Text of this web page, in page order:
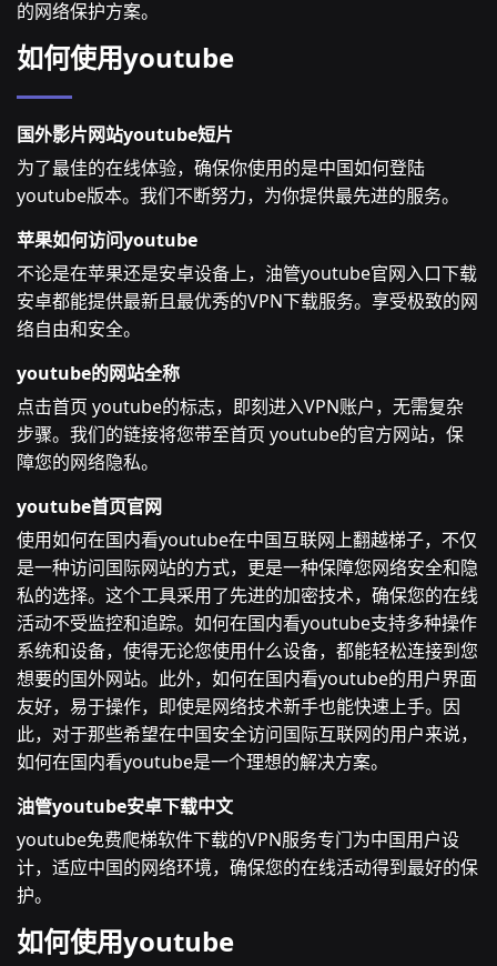
的网络保护方案。
如何使用youtube
国外影片网站youtube短片
为了最佳的在线体验，确保你使用的是中国如何登陆
youtube版本。我们不断努力，为你提供最先进的服务。
苹果如何访问youtube
不论是在苹果还是安卓设备上，油管youtube官网入口下载
安卓都能提供最新且最优秀的VPN下载服务。享受极致的网
络自由和安全。
youtube的网站全称
点击首页 youtube的标志，即刻进入VPN账户，无需复杂
步骤。我们的链接将您带至首页 youtube的官方网站，保
障您的网络隐私。
youtube首页官网
使用如何在国内看youtube在中国互联网上翻越梯子，不仅
是一种访问国际网站的方式，更是一种保障您网络安全和隐
私的选择。这个工具采用了先进的加密技术，确保您的在线
活动不受监控和追踪。如何在国内看youtube支持多种操作
系统和设备，使得无论您使用什么设备，都能轻松连接到您
想要的国外网站。此外，如何在国内看youtube的用户界面
友好，易于操作，即使是网络技术新手也能快速上手。因
此，对于那些希望在中国安全访问国际互联网的用户来说，
如何在国内看youtube是一个理想的解决方案。
油管youtube安卓下载中文
youtube免费爬梯软件下载的VPN服务专门为中国用户设
计，适应中国的网络环境，确保您的在线活动得到最好的保
护。
如何使用youtube